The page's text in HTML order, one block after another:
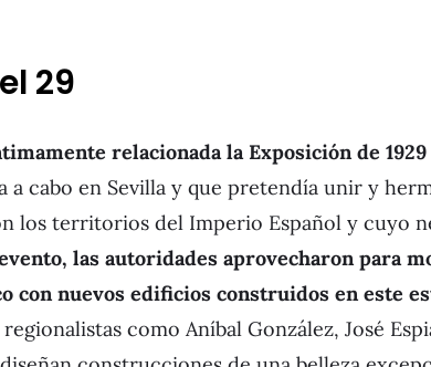
29
relacionada la Exposición de 1929
a cabo en Sevilla y que pretendía unir y
los territorios del Imperio Español y cuyo
las autoridades aprovecharon para
nuevos edificios construidos en este
como Aníbal González, José